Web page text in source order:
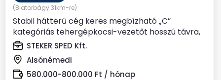
(Biatorbágy 31km-re)
Stabil hátterű cég keres megbízható „C”
kategóriás tehergépkocsi-vezetőt hosszú távra,
Alsónémedi...
STEKER SPED Kft.
Alsónémedi
580.000-800.000 Ft / hónap